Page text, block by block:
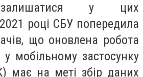
у цих
році СБУ попередила
що оновлена робота
у мобільному застосунку
має на меті збір даних